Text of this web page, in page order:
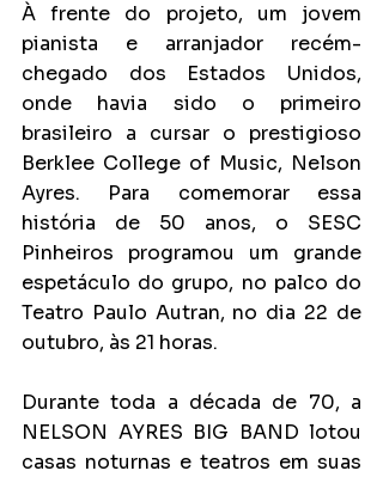
À frente do projeto, um jovem
pianista e arranjador recém­-
chegado dos Estados Unidos,
onde havia sido o primeiro
brasileiro a cursar o prestigioso
Berklee College of Music, Nelson
Ayres. Para comemorar essa
história de 50 anos, o SESC
Pinheiros programou um grande
espetáculo do grupo, no palco do
Teatro Paulo Autran, no dia 22 de
outubro, às 21 horas.
Durante toda a década de 70, a
NELSON AYRES BIG BAND lotou
casas noturnas e teatros em suas